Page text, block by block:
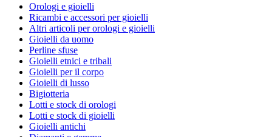
Orologi e gioielli
Ricambi e accessori per gioielli
Altri articoli per orologi e gioielli
Gioielli da uomo
Perline sfuse
Gioielli etnici e tribali
Gioielli per il corpo
Gioielli di lusso
Bigiotteria
Lotti e stock di orologi
Lotti e stock di gioielli
Gioielli antichi